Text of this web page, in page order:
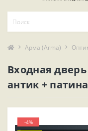
Арма (Arma)
Входная
антик +
-4%